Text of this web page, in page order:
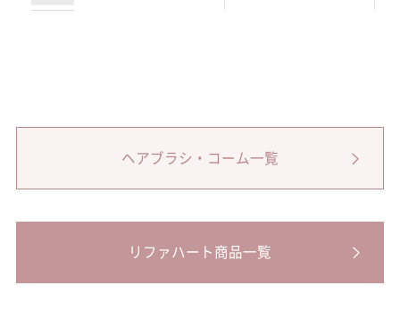
ヘアブラシ・コーム一覧
リファハート商品一覧